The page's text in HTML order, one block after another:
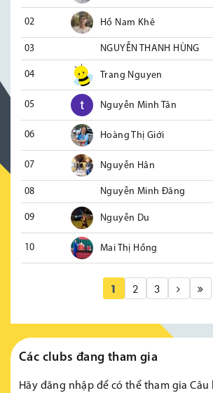
02 Hồ Nam Khê
03 NGUYỄN THANH HÙNG
04 Trang Nguyen
05 Nguyễn Minh Tân
06 Hoàng Thị Giới
07 Nguyễn Hân
08 Nguyễn Minh Đăng
09 Nguyễn Du
10 Mai Thị Hồng
1 2 3
Các clubs đang tham gia
Hãy đăng nhập để có thể tham gia Câu